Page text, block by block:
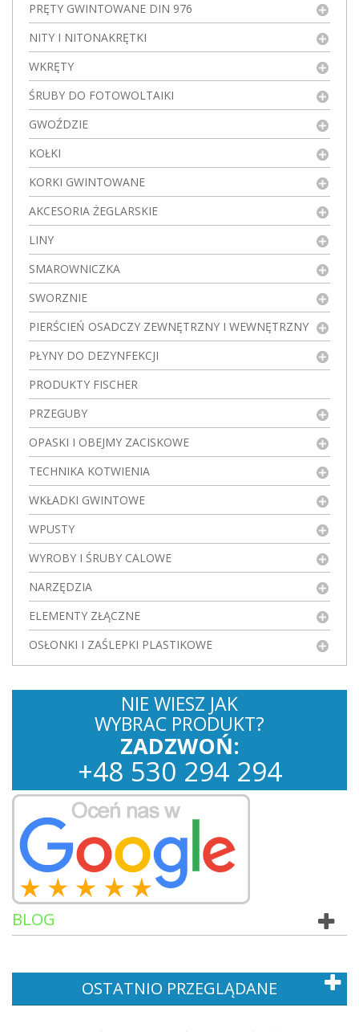
PRĘTY GWINTOWANE DIN 976
NITY I NITONAKRĘTKI
WKRĘTY
ŚRUBY DO FOTOWOLTAIKI
GWOŹDZIE
KOŁKI
KORKI GWINTOWANE
AKCESORIA ŻEGLARSKIE
LINY
SMAROWNICZKA
SWORZNIE
PIERŚCIEŃ OSADCZY ZEWNĘTRZNY I WEWNĘTRZNY
PŁYNY DO DEZYNFEKCJI
PRODUKTY FISCHER
PRZEGUBY
OPASKI I OBEJMY ZACISKOWE
TECHNIKA KOTWIENIA
WKŁADKI GWINTOWE
WPUSTY
WYROBY I ŚRUBY CALOWE
NARZĘDZIA
ELEMENTY ZŁĄCZNE
OSŁONKI I ZAŚLEPKI PLASTIKOWE
NIE WIESZ JAK
WYBRAC PRODUKT?
ZADZWOŃ:
+48 530 294 294
BLOG
OSTATNIO PRZEGLĄDANE